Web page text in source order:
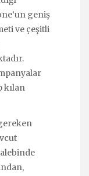
geniş
ve çeşitli
kılan